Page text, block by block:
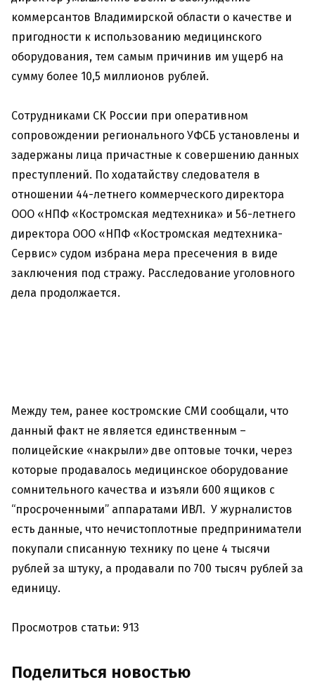
коммерсантов Владимирской области о качестве и
пригодности к использованию медицинского
оборудования, тем самым причинив им ущерб на
сумму более 10,5 миллионов рублей.
Сотрудниками СК России при оперативном
сопровождении регионального УФСБ установлены и
задержаны лица причастные к совершению данных
преступлений. По ходатайству следователя в
отношении 44-летнего коммерческого директора
ООО «НПФ «Костромская медтехника» и 56-летнего
директора ООО «НПФ «Костромская медтехника-
Сервис» судом избрана мера пресечения в виде
заключения под стражу. Расследование уголовного
дела продолжается.
Между тем, ранее костромские СМИ сообщали, что
данный факт не является единственным –
полицейские «накрыли» две оптовые точки, через
которые продавалось медицинское оборудование
сомнительного качества и изъяли 600 ящиков с
“просроченными” аппаратами ИВЛ. У журналистов
есть данные, что нечистоплотные предприниматели
покупали списанную технику по цене 4 тысячи
рублей за штуку, а продавали по 700 тысяч рублей за
единицу.
Просмотров статьи: 913
Поделиться новостью